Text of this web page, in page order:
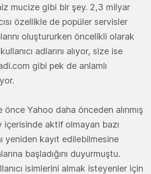
mucize gibi bir şey. 2,3 milyar
özellikle de popüler servisler
oluştururken öncelikli olarak
adlarını alıyor, size ise
gibi pek de anlamlı
önce Yahoo daha önceden alınmış
aktif olmayan bazı
yeniden kayıt edilebilmesine
başladığını duyurmuştu.
isimlerini almak isteyenler için